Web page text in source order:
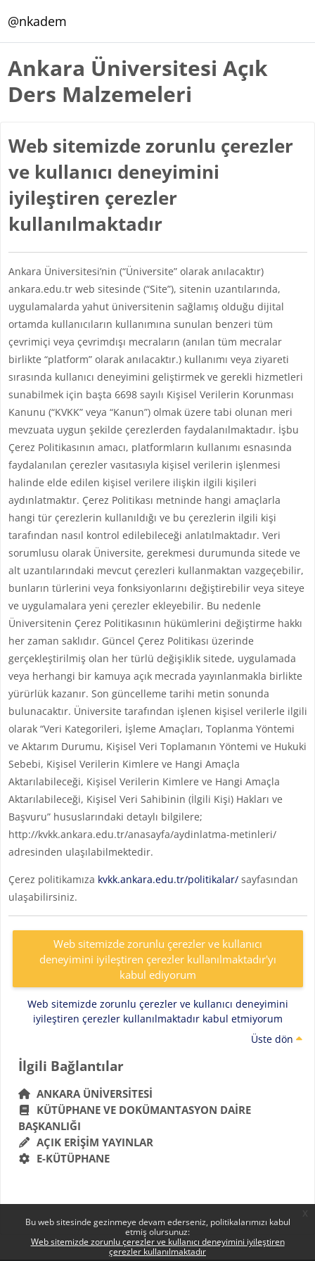
Bu web sitesinde gezinmeye devam ederseniz, politikalarımızı kabul
etmiş olursunuz:
Web sitemizde zorunlu çerezler ve kullanıcı deneyimini iyileştiren
çerezler kullanılmaktadır
@nkadem
Ankara Üniversitesi Açık
Ders Malzemeleri
Web sitemizde zorunlu çerezler
ve kullanıcı deneyimini
iyileştiren çerezler
kullanılmaktadır
Ankara Üniversitesi’nin (“Üniversite” olarak anılacaktır)
ankara.edu.tr web sitesinde (“Site”), sitenin uzantılarında,
uygulamalarda yahut üniversitenin sağlamış olduğu dijital
ortamda kullanıcıların kullanımına sunulan benzeri tüm
çevrimiçi veya çevrimdışı mecraların (anılan tüm mecralar
birlikte “platform” olarak anılacaktır.) kullanımı veya ziyareti
sırasında kullanıcı deneyimini geliştirmek ve gerekli hizmetleri
sunabilmek için başta 6698 sayılı Kişisel Verilerin Korunması
Kanunu (“KVKK” veya “Kanun”) olmak üzere tabi olunan meri
mevzuata uygun şekilde çerezlerden faydalanılmaktadır. İşbu
Çerez Politikasının amacı, platformların kullanımı esnasında
faydalanılan çerezler vasıtasıyla kişisel verilerin işlenmesi
halinde elde edilen kişisel verilere ilişkin ilgili kişileri
aydınlatmaktır. Çerez Politikası metninde hangi amaçlarla
hangi tür çerezlerin kullanıldığı ve bu çerezlerin ilgili kişi
tarafından nasıl kontrol edilebileceği anlatılmaktadır. Veri
sorumlusu olarak Üniversite, gerekmesi durumunda sitede ve
alt uzantılarındaki mevcut çerezleri kullanmaktan vazgeçebilir,
bunların türlerini veya fonksiyonlarını değiştirebilir veya siteye
ve uygulamalara yeni çerezler ekleyebilir. Bu nedenle
Üniversitenin Çerez Politikasının hükümlerini değiştirme hakkı
her zaman saklıdır. Güncel Çerez Politikası üzerinde
gerçekleştirilmiş olan her türlü değişiklik sitede, uygulamada
veya herhangi bir kamuya açık mecrada yayınlanmakla birlikte
yürürlük kazanır. Son güncelleme tarihi metin sonunda
bulunacaktır. Üniversite tarafından işlenen kişisel verilerle ilgili
olarak “Veri Kategorileri, İşleme Amaçları, Toplanma Yöntemi
ve Aktarım Durumu, Kişisel Veri Toplamanın Yöntemi ve Hukuki
Sebebi, Kişisel Verilerin Kimlere ve Hangi Amaçla
Aktarılabileceği, Kişisel Verilerin Kimlere ve Hangi Amaçla
Aktarılabileceği, Kişisel Veri Sahibinin (İlgili Kişi) Hakları ve
Başvuru” hususlarındaki detaylı bilgilere;
http://kvkk.ankara.edu.tr/anasayfa/aydinlatma-metinleri/
adresinden ulaşılabilmektedir.
Çerez politikamıza kvkk.ankara.edu.tr/politikalar/sayfasından
ulaşabilirsiniz.
Web sitemizde zorunlu çerezler ve kullanıcı
deneyimini iyileştiren çerezler kullanılmaktadır'yı
kabul ediyorum
Web sitemizde zorunlu çerezler ve kullanıcı deneyimini
iyileştiren çerezler kullanılmaktadır kabul etmiyorum
Üste dön
Bloklar
İlgili Bağlantılar 'yı atla
İlgili Bağlantılar
ANKARA ÜNIVERSITESI
KÜTÜPHANE VE DOKÜMANTASYON DAIRE
BAŞKANLIĞI
AÇIK ERIŞIM YAYINLAR
E-KÜTÜPHANE